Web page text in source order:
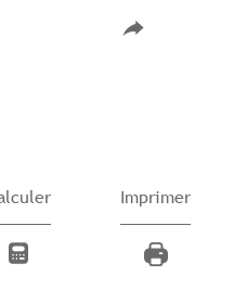
Imprimer